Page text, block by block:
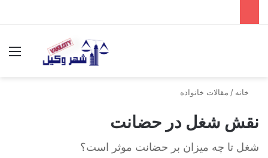
خانه / مقالات خانواده
نقش شغل در حضانت
شغل تا چه میزان بر حضانت موثر است؟